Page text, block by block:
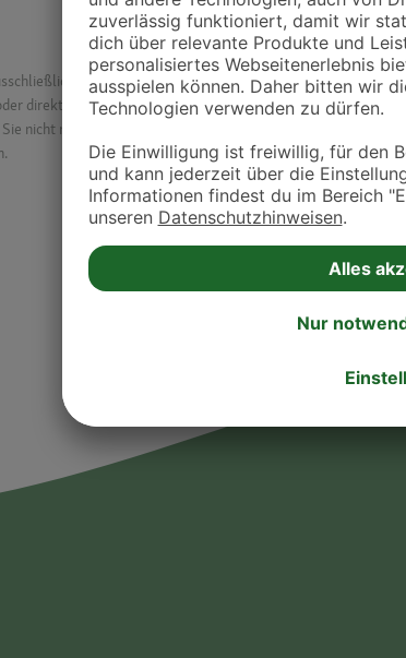
dazu, Tierarztpraxen und Kliniken in deiner Nähe
direkt mit ihnen in Kontakt zu treten. Bitte wende dich
nicht mehr auf der Dr. Fressnapf Tierarztsuche als Praxis